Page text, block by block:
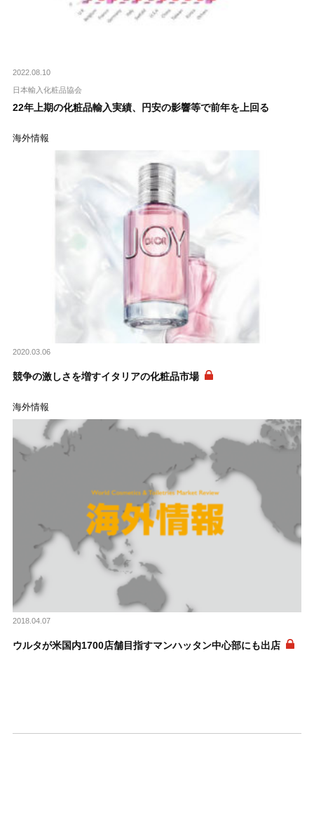
2022.08.10
日本輸入化粧品協会
22年上期の化粧品輸入実績、円安の影響等で前年を上回る
海外情報
2020.03.06
競争の激しさを増すイタリアの化粧品市場
海外情報
2018.04.07
ウルタが米国内1700店舗目指すマンハッタン中心部にも出店